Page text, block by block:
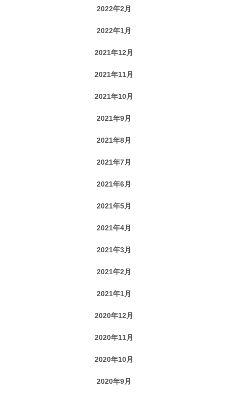
2022年2月
2022年1月
2021年12月
2021年11月
2021年10月
2021年9月
2021年8月
2021年7月
2021年6月
2021年5月
2021年4月
2021年3月
2021年2月
2021年1月
2020年12月
2020年11月
2020年10月
2020年9月